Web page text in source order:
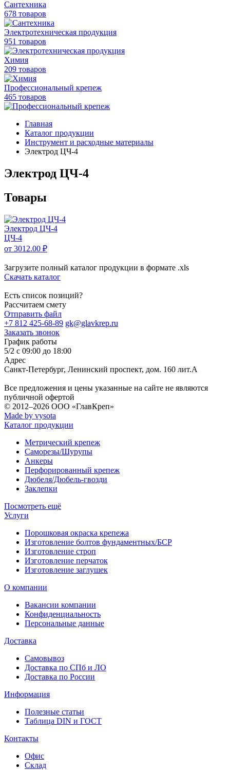
Сантехника
678 товаров
Электротехническая продукция
951 товаров
Химия
209 товаров
Профессиональный крепеж
465 товаров
Главная
Каталог продукции
Инструмент и расходные материалы
Электрод ЦЧ-4
Электрод ЦЧ-4
Товары
Электрод ЦЧ-4
ЦЧ-4
от 3012.00 ₽
Загрузите полный каталог продукции в формате .xls
Скачать каталог
Есть список позиций?
Рассчитаем смету
Отправить файл
+7 812 425-68-89 gk@glavkrep.ru
Заказать звонок
График работы
5/2 с 09:00 до 18:00
Адрес
Санкт-Петербург, Ленинский проспект, дом. 160 лит.А
Все предложения и цены указанные на сайте не являются
публичной офертой
© 2012–2026 ООО «ГлавКреп»
Made by vysota
Каталог продукции
Метрический крепеж
Саморезы/Шурупы
Анкеры
Перфорированный крепеж
Дюбеля/Дюбель-гвозди
Заклепки
Посмотреть ещё
Услуги
Порошковая окраска крепежа
Изготовление болтов фундаментных/БСР
Изготовление строп
Изготовление перчаток
Изготовление заглушек
О компании
Вакансии компании
Конфиденциальность
Персональные данные
Доставка
Самовывоз
Доставка по СПб и ЛО
Доставка по России
Информация
Полезные статьи
Таблица DIN и ГОСТ
Контакты
Офис
Склад